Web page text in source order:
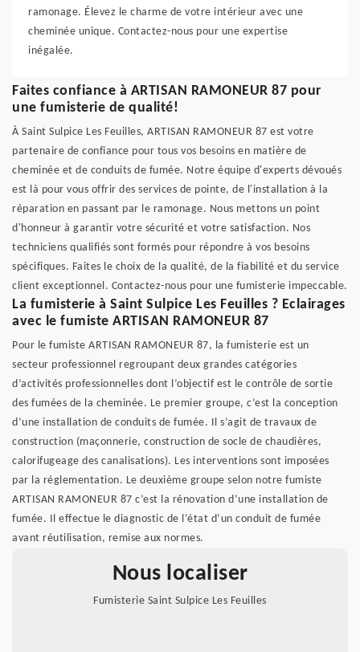
ramonage. Élevez le charme de votre intérieur avec une
cheminée unique. Contactez-nous pour une expertise
inégalée.
Faites confiance à ARTISAN RAMONEUR 87 pour
une fumisterie de qualité!
À Saint Sulpice Les Feuilles, ARTISAN RAMONEUR 87 est votre
partenaire de confiance pour tous vos besoins en matière de
cheminée et de conduits de fumée. Notre équipe d'experts dévoués
est là pour vous offrir des services de pointe, de l'installation à la
réparation en passant par le ramonage. Nous mettons un point
d'honneur à garantir votre sécurité et votre satisfaction. Nos
techniciens qualifiés sont formés pour répondre à vos besoins
spécifiques. Faites le choix de la qualité, de la fiabilité et du service
client exceptionnel. Contactez-nous pour une fumisterie impeccable.
La fumisterie à Saint Sulpice Les Feuilles ? Eclairages
avec le fumiste ARTISAN RAMONEUR 87
Pour le fumiste ARTISAN RAMONEUR 87, la fumisterie est un
secteur professionnel regroupant deux grandes catégories
d’activités professionnelles dont l’objectif est le contrôle de sortie
des fumées de la cheminée. Le premier groupe, c’est la conception
d’une installation de conduits de fumée. Il s’agit de travaux de
construction (maçonnerie, construction de socle de chaudières,
calorifugeage des canalisations). Les interventions sont imposées
par la réglementation. Le deuxième groupe selon notre fumiste
ARTISAN RAMONEUR 87 c’est la rénovation d’une installation de
fumée. Il effectue le diagnostic de l’état d’un conduit de fumée
avant réutilisation, remise aux normes.
Nous localiser
Fumisterie Saint Sulpice Les Feuilles